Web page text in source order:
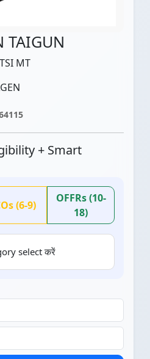
TAIGUN
MT
+ Smart
(6-9)
OFFRs (10-
18)
select करें